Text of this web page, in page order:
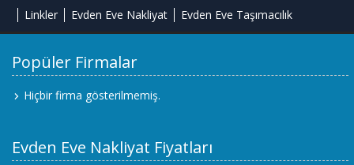
Linkler Evden Eve Nakliyat Evden Eve Taşımacılık
Popüler Firmalar
Hiçbir firma gösterilmemiş.
Evden Eve Nakliyat Fiyatları